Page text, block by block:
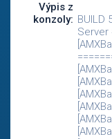
Výpis z
konzoly: BUILD
Server